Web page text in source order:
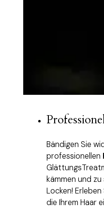
Bändigen Sie
professionellen
kämmen und
Locken!
die Ihrem Haar